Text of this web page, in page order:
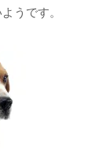
うです。